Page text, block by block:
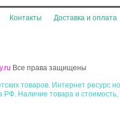
Контакты Доставка и оплата
Все права защищены
товаров. Интернет
РФ. Наличие товара и